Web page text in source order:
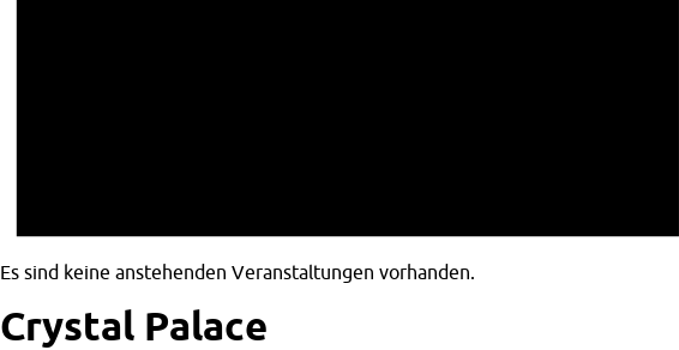
Es sind keine anstehenden Veranstaltungen vorhanden.
Crystal Palace